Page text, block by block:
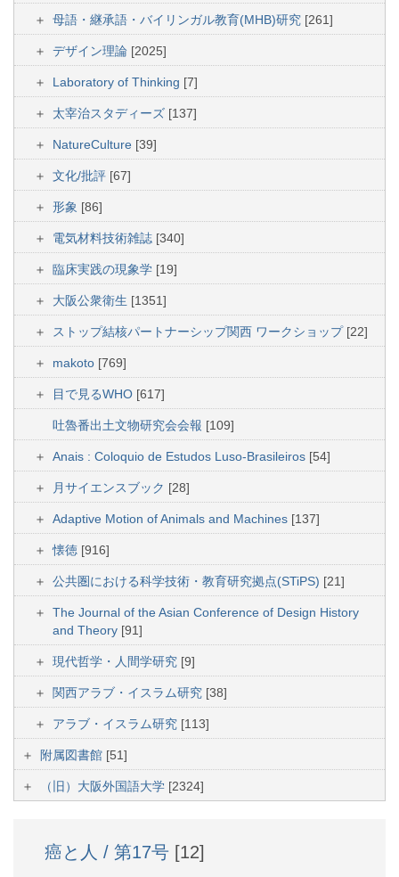
母語・継承語・バイリンガル教育(MHB)研究 [261]
デザイン理論 [2025]
Laboratory of Thinking [7]
太宰治スタディーズ [137]
NatureCulture [39]
文化/批評 [67]
形象 [86]
電気材料技術雑誌 [340]
臨床実践の現象学 [19]
大阪公衆衛生 [1351]
ストップ結核パートナーシップ関西 ワークショップ [22]
makoto [769]
目で見るWHO [617]
吐魯番出土文物研究会会報 [109]
Anais : Coloquio de Estudos Luso-Brasileiros [54]
月サイエンスブック [28]
Adaptive Motion of Animals and Machines [137]
懐徳 [916]
公共圏における科学技術・教育研究拠点(STiPS) [21]
The Journal of the Asian Conference of Design History
and Theory [91]
現代哲学・人間学研究 [9]
関西アラブ・イスラム研究 [38]
アラブ・イスラム研究 [113]
附属図書館 [51]
（旧）大阪外国語大学 [2324]
癌と人 / 第17号 [12]